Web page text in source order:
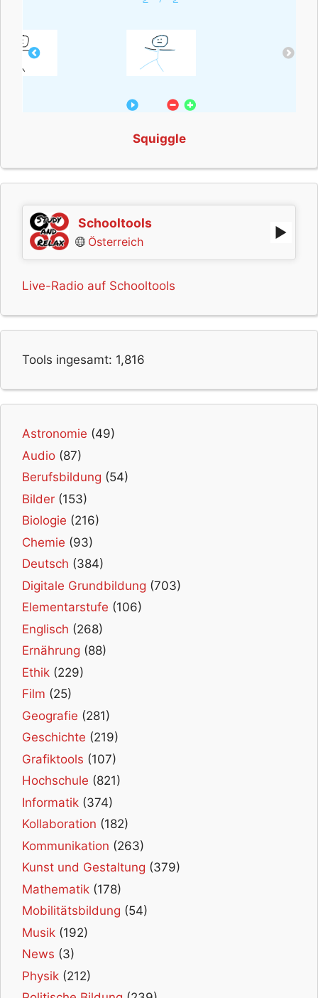
Squiggle
Schooltools
Österreich
Live-Radio auf Schooltools
Tools ingesamt: 1,816
Astronomie (49)
Audio (87)
Berufsbildung (54)
Bilder (153)
Biologie (216)
Chemie (93)
Deutsch (384)
Digitale Grundbildung (703)
Elementarstufe (106)
Englisch (268)
Ernährung (88)
Ethik (229)
Film (25)
Geografie (281)
Geschichte (219)
Grafiktools (107)
Hochschule (821)
Informatik (374)
Kollaboration (182)
Kommunikation (263)
Kunst und Gestaltung (379)
Mathematik (178)
Mobilitätsbildung (54)
Musik (192)
News (3)
Physik (212)